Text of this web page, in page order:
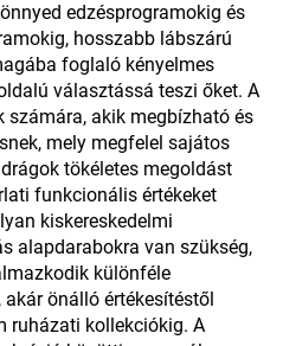
edzésprogramokig és
hosszabb lábszárú
foglaló kényelmes
választássá teszi őket. A
akik megbízható és
mely megfelel sajátos
tökéletes megoldást
funkcionális értékeket
kiskereskedelmi
alapdarabokra van szükség,
különféle
önálló értékesítéstől
ruházati kollekciókig. A